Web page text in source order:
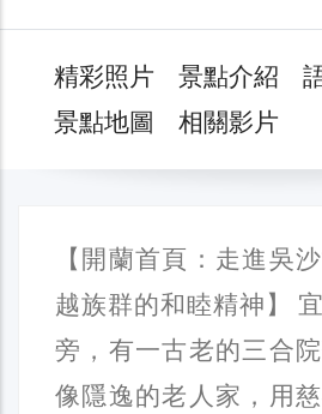
精彩照片 景點介紹
景點地圖
相關影片
【開蘭首頁：走進吳
越族群的和睦精神】
旁，有一古老的三合
像隱逸的老人家，用